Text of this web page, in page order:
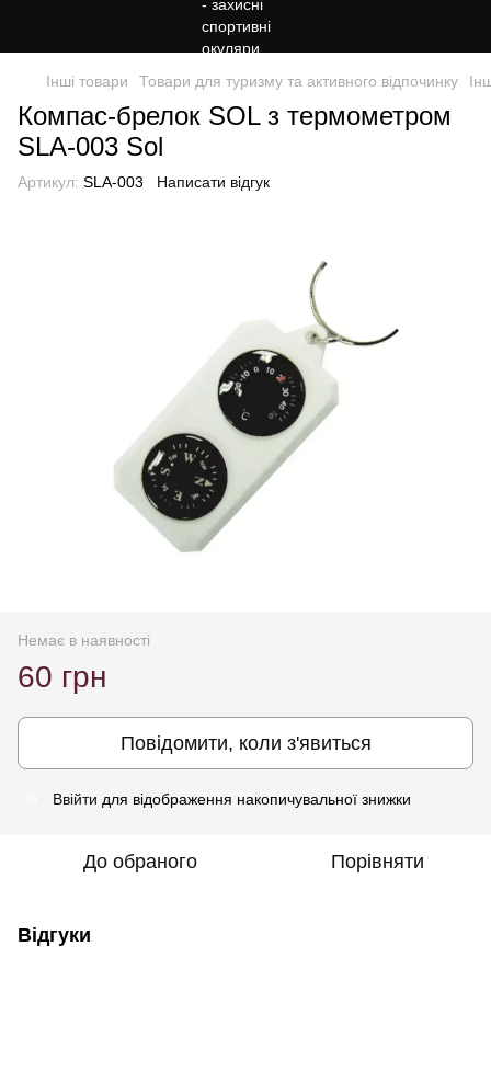
Інші товари Товари для туризму та активного відпочинку
Компас-брелок SOL з термометром
SLA-003 Sol
Артикул: SLA-003 Написати відгук
Немає в наявності
60 грн
Повідомити, коли з'явиться
Ввійти для відображення накопичувальної знижки
До обраного Порівняти
Відгуки